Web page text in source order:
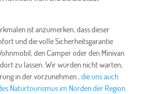
ist anzumerken, dass dieser
und die volle Sicherheitsgarantie
den Camper oder den Minivan
zu lassen. Wir würden nicht warten,
in der vorzunehmen, die uns auch
Naturtourismus im Norden der Region